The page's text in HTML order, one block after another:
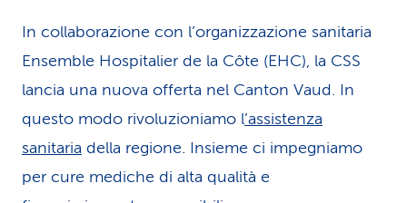
In collaborazione con l’organizzazione sanitaria
Ensemble Hospitalier de la Côte (EHC), la CSS
lancia una nuova offerta nel Canton Vaud. In
questo modo rivoluzioniamo l’assistenza
sanitaria della regione. Insieme ci impegniamo
per cure mediche di alta qualità e